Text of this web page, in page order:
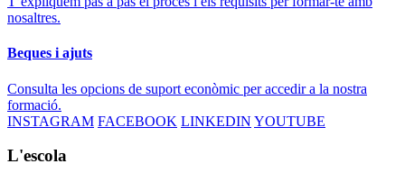
nosaltres.
Beques i ajuts
Consulta les opcions de suport econòmic per accedir a la nostra
formació.
INSTAGRAM FACEBOOK LINKEDIN YOUTUBE
L'escola